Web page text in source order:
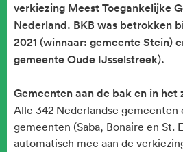
verkiezing Meest Toegankelijke
Nederland. BKB was betrokken
2021 (winnaar: gemeente Stein)
gemeente Oude IJsselstreek).
Gemeenten aan de bak en in het
Alle 342 Nederlandse gemeenten
gemeenten (Saba, Bonaire en St.
automatisch mee aan de